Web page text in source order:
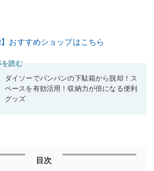
】おすすめショップはこちら
読む
ダイソーでパンパンの下駄箱から脱却！ス
ペースを有効活用！収納力が倍になる便利
グッズ
目次